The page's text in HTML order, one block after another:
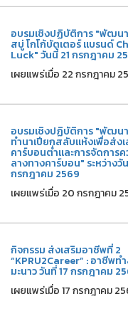
อบรมเชิงปฏิบัติการ "พัฒ
สบู่ โกโก้บัตเตอร์ แบรนด์
Luck" วันนี้ 21 กรกฎาคม
เผยแพร่เมื่อ 22 กรกฎาคม
อบรมเชิงปฏิบัติการ "พัฒน
ทำนาเปียกสลับแห้งเพื่อส่ง
คาร์บอนต่ำและการจัดการค
ลางทางคาร์บอน" ระหว่างวั
กรกฎาคม 2569
เผยแพร่เมื่อ 20 กรกฎาคม
กิจกรรม ส่งเสริมอาชีพที่ 2
“KPRU2Career” : อาชีพท
มะนาว วันที่ 17 กรกฎาคม
เผยแพร่เมื่อ 17 กรกฎาคม